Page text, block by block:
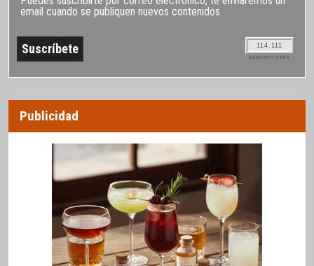
email cuando se publiquen nuevos contenidos
114.111
SUSCRIPTORES
Publicidad